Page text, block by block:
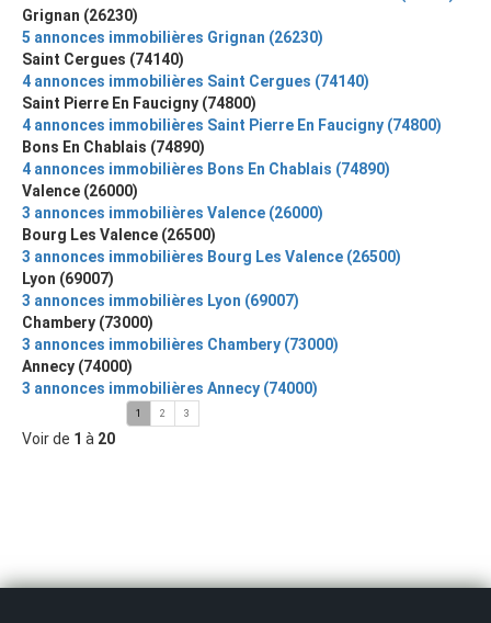
Grignan (26230)
5 annonces immobilières Grignan (26230)
Saint Cergues (74140)
4 annonces immobilières Saint Cergues (74140)
Saint Pierre En Faucigny (74800)
4 annonces immobilières Saint Pierre En Faucigny (74800)
Bons En Chablais (74890)
4 annonces immobilières Bons En Chablais (74890)
Valence (26000)
3 annonces immobilières Valence (26000)
Bourg Les Valence (26500)
3 annonces immobilières Bourg Les Valence (26500)
Lyon (69007)
3 annonces immobilières Lyon (69007)
Chambery (73000)
3 annonces immobilières Chambery (73000)
Annecy (74000)
3 annonces immobilières Annecy (74000)
Voir de 1 à 20
1 2 3